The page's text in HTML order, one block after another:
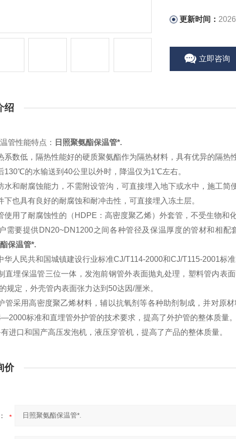
更新时间：
立即咨询
绍
管性能特点：
日照聚氨酯保温管*.
系数低，隔热性能好的硬质聚氨酯作为隔热材料，具有优异的隔热性
130℃的水输送到40公里以外时，降温仅为1℃左右。
水和耐腐蚀能力，不需附设管沟，可直接埋入地下或水中，施工简
下也具有良好的耐腐蚀和耐冲击性，可直接埋入冻土层。
使用了耐腐蚀性的（HDPE：高密度聚乙烯）外套管，不受生物和
需要提供DN20~DN1200之间各种管径及保温厚度的管材和相
保温管*.
华人民共和国城镇建设行业标准CJ/T114-2000和CJ/T115-2001标准
直埋保温管三位一体，发泡前钢管外表面抛丸处理，塑料管内表
规定，外壳管内表面张力达到50达因/厘米。
管采用高密度聚乙烯材料，辅以抗氧剂等各种助剂制成，并对原
标准和直埋管外护管的技术要求，提高了外护管的整体质量
进口和国产高压发泡机，液压穿管机，提高了产品的整体质量。
价